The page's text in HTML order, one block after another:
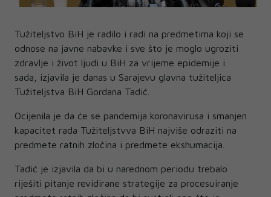
Tužiteljstvo BiH je radilo i radi na predmetima koji se
odnose na javne nabavke i sve što je moglo ugroziti
zdravlje i život ljudi u BiH za vrijeme epidemije i
sada, izjavila je danas u Sarajevu glavna tužiteljica
Tužiteljstva BiH Gordana Tadić.
Ocijenila je da će se pandemija koronavirusa i smanjen
kapacitet rada Tužiteljstvva BiH najviše odraziti na
predmete ratnih zločina i predmete ekshumacija.
Tadić je izjavila da bi u narednom periodu trebalo
riješiti pitanje revidirane strategije za procesuiranje